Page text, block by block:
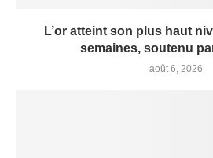
L’or atteint son plus haut
semaines, soutenu
août 6, 2026